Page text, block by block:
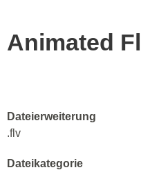
Animated
Dateierweiterung
.flv
Dateikategorie